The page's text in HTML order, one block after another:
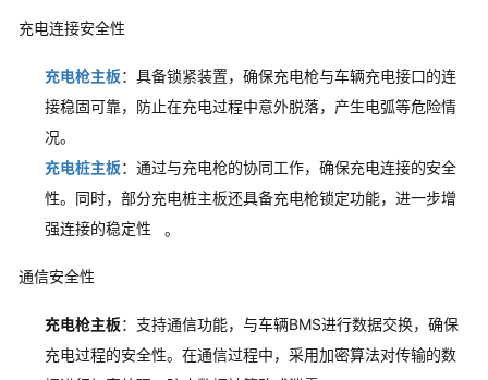
充电连接安全性
充电枪主板：具备锁紧装置，确保充电枪与车辆充电接口的连
接稳固可靠，防止在充电过程中意外脱落，产生电弧等危险情
况。
充电桩主板：通过与充电枪的协同工作，确保充电连接的安全
性。同时，部分充电桩主板还具备充电枪锁定功能，进一步增
强连接的稳定性
。
通信安全性
充电枪主板：支持通信功能，与车辆BMS进行数据交换，确保
充电过程的安全性。在通信过程中，采用加密算法对传输的数